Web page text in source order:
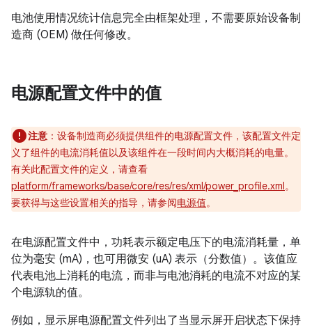
电池使用情况统计信息完全由框架处理，不需要原始设备制
造商 (OEM) 做任何修改。
电源配置文件中的值
注意 ：设备制造商必须提供组件的电源配置文件，该配置文件定
义了组件的电流消耗值以及该组件在一段时间内大概消耗的电量。
有关此配置文件的定义，请查看
platform/frameworks/base/core/res/res/xml/power_profile.xml。
要获得与这些设置相关的指导，请参阅电源值。
在电源配置文件中，功耗表示额定电压下的电流消耗量，单
位为毫安 (mA)，也可用微安 (uA) 表示（分数值）。该值应
代表电池上消耗的电流，而非与电池消耗的电流不对应的某
个电源轨的值。
例如，显示屏电源配置文件列出了当显示屏开启状态下保持